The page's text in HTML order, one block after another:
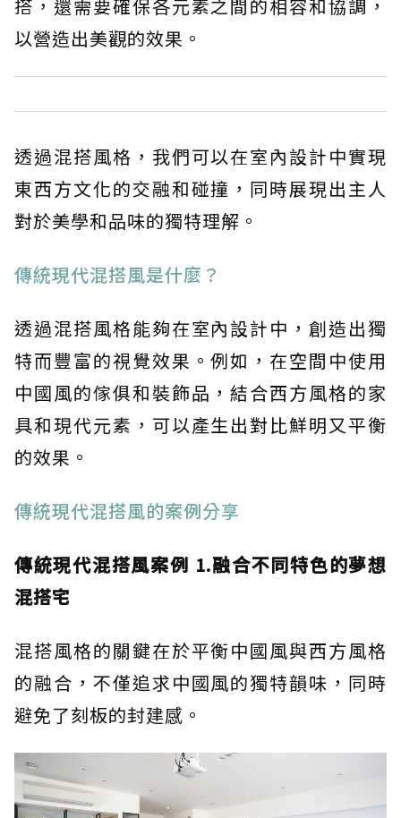
搭，還需要確保各元素之間的相容和協調，
以營造出美觀的效果。
透過混搭風格，我們可以在室內設計中實現
東西方文化的交融和碰撞，同時展現出主人
對於美學和品味的獨特理解。
傳統現代混搭風是什麼？
透過混搭風格能夠在室內設計中，創造出獨
特而豐富的視覺效果。例如，在空間中使用
中國風的傢俱和裝飾品，結合西方風格的家
具和現代元素，可以產生出對比鮮明又平衡
的效果。
傳統現代混搭風的案例分享
傳統現代混搭風案例 1.融合不同特色的夢想
混搭宅
混搭風格的關鍵在於平衡中國風與西方風格
的融合，不僅追求中國風的獨特韻味，同時
避免了刻板的封建感。